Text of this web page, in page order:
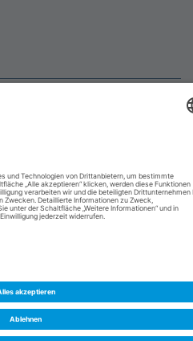
byUNIKAT